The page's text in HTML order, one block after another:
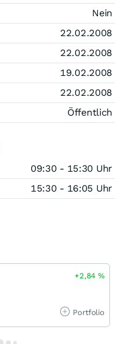
Nein
22.02.2008
22.02.2008
19.02.2008
22.02.2008
Öffentlich
09:30 - 15:30 Uhr
15:30 - 16:05 Uhr
+2,84%
Portfolio